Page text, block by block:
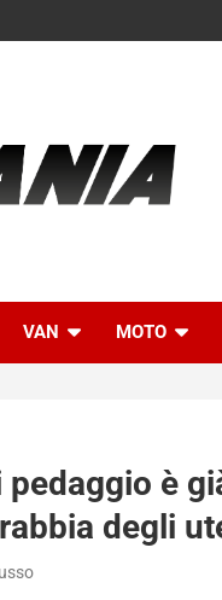
VAN MOTO
è
degli